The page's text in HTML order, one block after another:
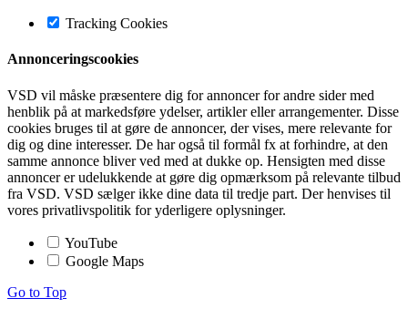
Tracking Cookies
Annonceringscookies
VSD vil måske præsentere dig for annoncer for andre sider med
henblik på at markedsføre ydelser, artikler eller arrangementer. Disse
cookies bruges til at gøre de annoncer, der vises, mere relevante for
dig og dine interesser. De har også til formål fx at forhindre, at den
samme annonce bliver ved med at dukke op. Hensigten med disse
annoncer er udelukkende at gøre dig opmærksom på relevante tilbud
fra VSD. VSD sælger ikke dine data til tredje part. Der henvises til
vores privatlivspolitik for yderligere oplysninger.
YouTube
Google Maps
Go to Top